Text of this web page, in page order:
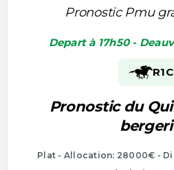
Pronostic Pmu
Depart à 17h50 -
R1
Pronostic du
Plat - Allocation: 28000€ -